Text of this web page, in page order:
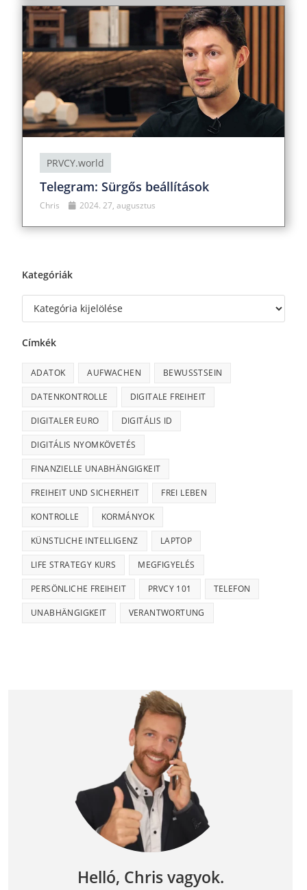
PRVCY.world
Telegram: Sürgős beállítások
Chris 2024. 27, augusztus
Kategóriák
Címkék
ADATOK AUFWACHEN BEWUSSTSEIN
DATENKONTROLLE DIGITALE FREIHEIT
DIGITALER EURO DIGITÁLIS ID
DIGITÁLIS NYOMKÖVETÉS
FINANZIELLE UNABHÄNGIGKEIT
FREIHEIT UND SICHERHEIT FREI LEBEN
KONTROLLE KORMÁNYOK
KÜNSTLICHE INTELLIGENZ LAPTOP
LIFE STRATEGY KURS MEGFIGYELÉS
PERSÖNLICHE FREIHEIT PRVCY 101 TELEFON
UNABHÄNGIGKEIT VERANTWORTUNG
Helló, Chris vagyok.